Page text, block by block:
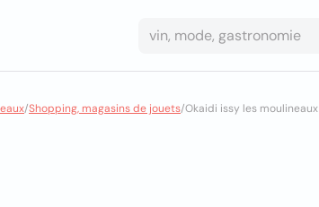
/Shopping, magasins de jouets/Okaidi issy les moulineaux